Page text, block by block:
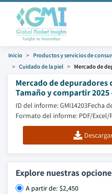
Inicio Productos y servicios de
Cuidado de la piel
Mercado de
Mercado de
Tamaño y compartir 2025
ID del informe: GMI14203Fecha
Formato del informe: PDF/
Explore nuestras
A partir de: $2,450